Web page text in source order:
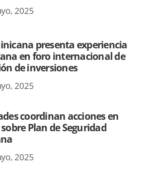
2025
presenta experiencia
en foro internacional de
de inversiones
2025
coordinan acciones en
Plan de Seguridad
2025